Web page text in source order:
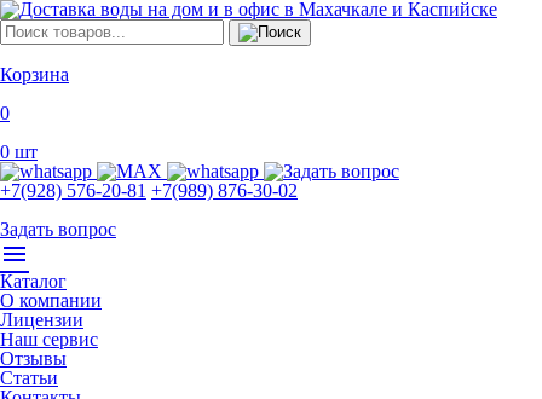
Корзина
0
0 шт
+7(928) 576-20-81 +7(989) 876-30-02
Задать вопрос
menu
Каталог
О компании
Лицензии
Наш сервис
Отзывы
Статьи